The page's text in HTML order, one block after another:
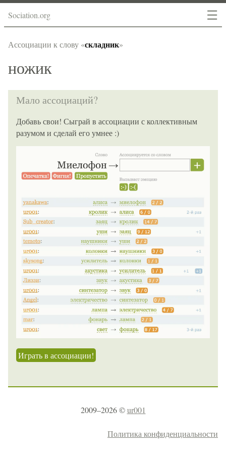
☰
Sociation.org
Ассоциации к слову «складник»
ножик
Мало ассоциаций?
Добавь свои! Сыграй в ассоциации с коллективным
разумом и сделай его умнее :)
Играть в ассоциации!
2009–2026 ©ur001
Политика конфиденциальности